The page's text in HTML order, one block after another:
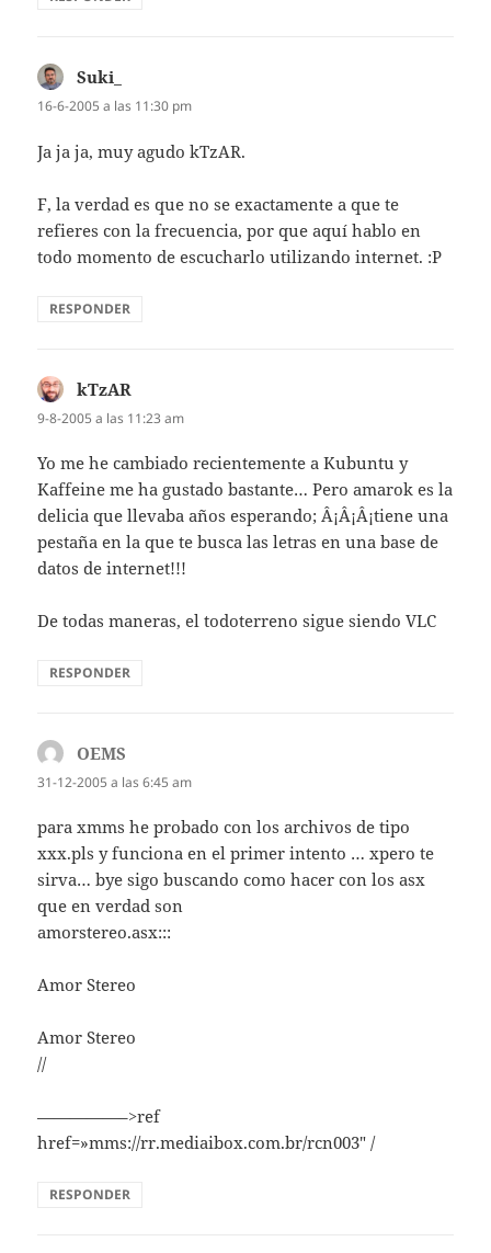
Suki_
16-6-2005 a las 11:30 pm
Ja ja ja, muy agudo kTzAR.
F, la verdad es que no se exactamente a que te
refieres con la frecuencia, por que aquí­ hablo en
todo momento de escucharlo utilizando internet. :P
RESPONDER
kTzAR
9-8-2005 a las 11:23 am
Yo me he cambiado recientemente a Kubuntu y
Kaffeine me ha gustado bastante… Pero amarok es la
delicia que llevaba años esperando; Â¡Â¡Â¡tiene una
pestaña en la que te busca las letras en una base de
datos de internet!!!
De todas maneras, el todoterreno sigue siendo VLC
RESPONDER
OEMS
31-12-2005 a las 6:45 am
para xmms he probado con los archivos de tipo
xxx.pls y funciona en el primer intento … xpero te
sirva… bye sigo buscando como hacer con los asx
que en verdad son
amorstereo.asx:::
Amor Stereo
Amor Stereo
//
—————–>ref
href=»mms://rr.mediaibox.com.br/rcn003″ /
RESPONDER